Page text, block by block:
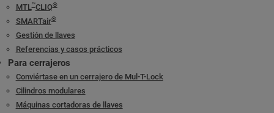
MTL™CLIQ®
SMARTair®
Gestión de llaves
Referencias y casos prácticos
Para cerrajeros
Conviértase en un cerrajero de Mul-T-Lock
Cilindros modulares
Máquinas cortadoras de llaves